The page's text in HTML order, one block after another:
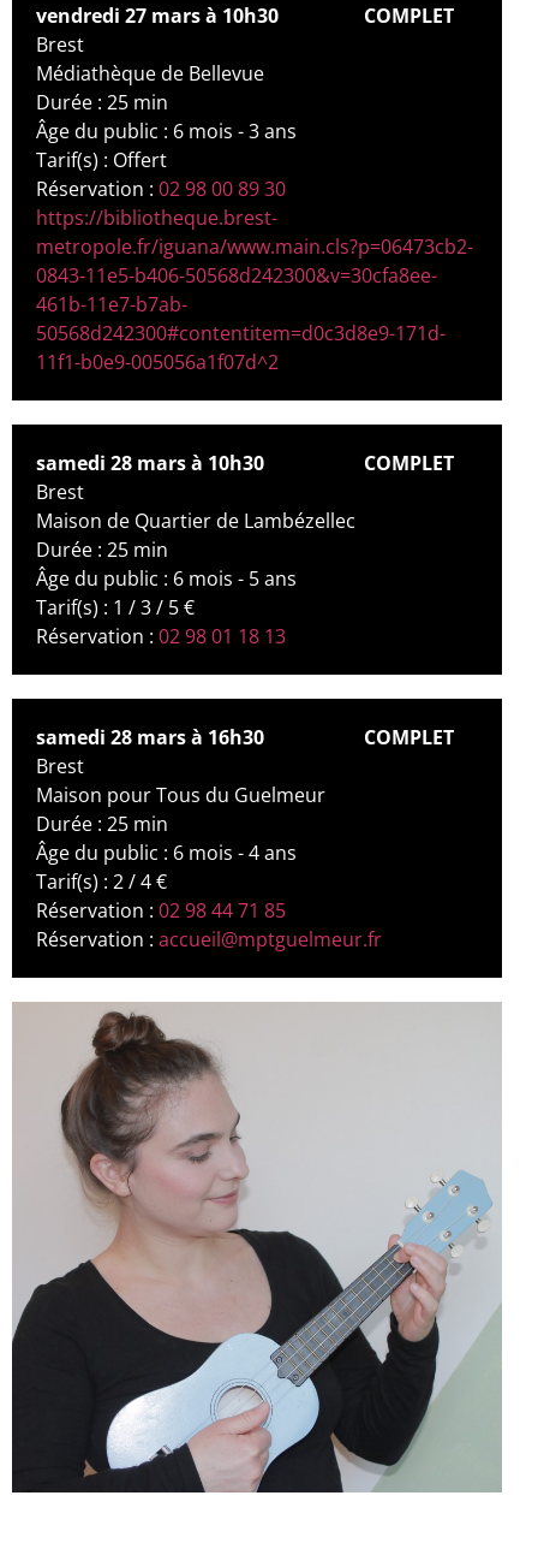
vendredi 27 mars à 10h30
COMPLET
Brest
Médiathèque de Bellevue
Durée : 25 min
Âge du public : 6 mois - 3 ans
Tarif(s) : Offert
Réservation : 02 98 00 89 30
https://bibliotheque.brest-
metropole.fr/iguana/www.main.cls?p=06473cb2-
0843-11e5-b406-50568d242300&v=30cfa8ee-
461b-11e7-b7ab-
50568d242300#contentitem=d0c3d8e9-171d-
11f1-b0e9-005056a1f07d^2
samedi 28 mars à 10h30
COMPLET
Brest
Maison de Quartier de Lambézellec
Durée : 25 min
Âge du public : 6 mois - 5 ans
Tarif(s) : 1 / 3 / 5 €
Réservation : 02 98 01 18 13
samedi 28 mars à 16h30
COMPLET
Brest
Maison pour Tous du Guelmeur
Durée : 25 min
Âge du public : 6 mois - 4 ans
Tarif(s) : 2 / 4 €
Réservation : 02 98 44 71 85
Réservation : accueil@mptguelmeur.fr